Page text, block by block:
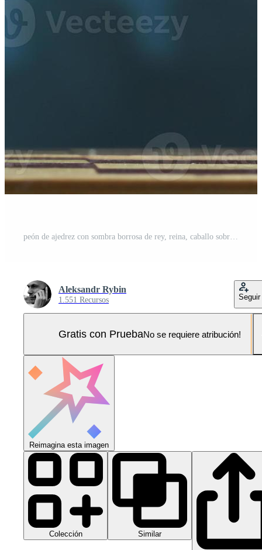
peón de ajedrez con sombra borrosa de rey, reina, caballo sobre un fondo gris oscuro. foto con espacio de copia. Foto Pro
Aleksandr Rybin
1.551 Recursos Seguir
Gratis con PruebaNo se requiere atribución!
Reimagina esta imagen
Colección Similar